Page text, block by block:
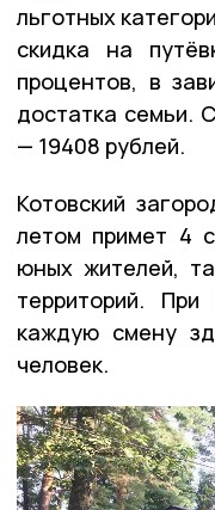
льготных
скидка на
процентов, в
достатка семьи.
— 19408 рублей.
Котовский
летом примет 4
юных жителей,
территорий. При
каждую смену
человек.